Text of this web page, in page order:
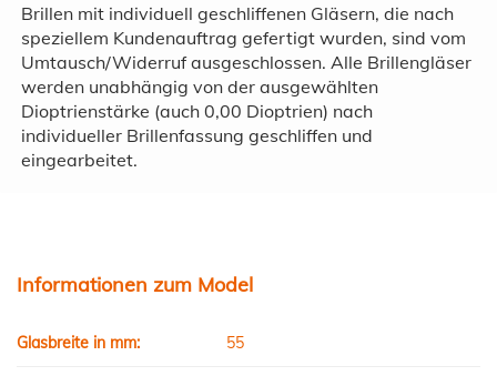
Brillen mit individuell geschliffenen Gläsern, die nach
speziellem Kundenauftrag gefertigt wurden, sind vom
Umtausch/Widerruf ausgeschlossen. Alle Brillengläser
werden unabhängig von der ausgewählten
Dioptrienstärke (auch 0,00 Dioptrien) nach
individueller Brillenfassung geschliffen und
eingearbeitet.
Informationen zum Model
Glasbreite in mm: 55